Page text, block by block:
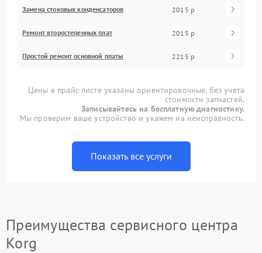
Замена стоковых конденсаторов 2015 р
Ремонт второстепенных плат 2015 р
Простой ремонт основной платы 2215 р
Цены в прайс-листе указаны ориентировочные, без учета
стоимости запчастей.
Записывайтесь на бесплатную диагностику.
Мы проверим ваше устройство и укажем на неисправность.
Показать все услуги
Преимущества сервисного центра
Korg